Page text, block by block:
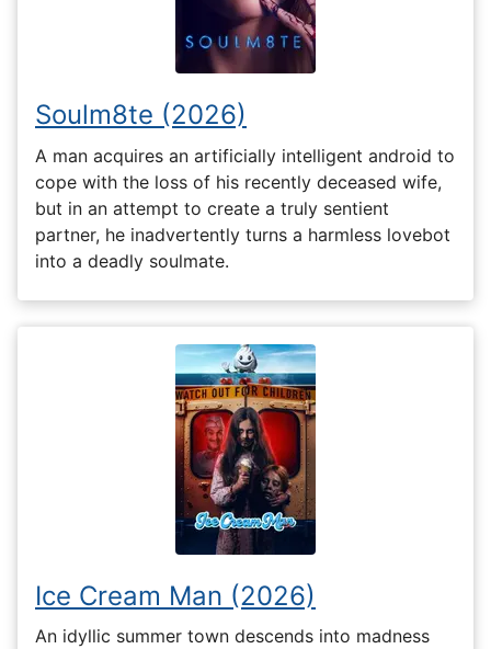
Soulm8te (2026)
A man acquires an artificially intelligent android to
cope with the loss of his recently deceased wife,
but in an attempt to create a truly sentient
partner, he inadvertently turns a harmless lovebot
into a deadly soulmate.
Ice Cream Man (2026)
An idyllic summer town descends into madness